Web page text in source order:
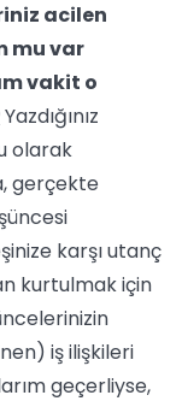
acilen
mu var
vakit o
Yazdığınız
olarak
gerçekte
karşı utanç
kurtulmak için
iş ilişkileri
geçerliyse,